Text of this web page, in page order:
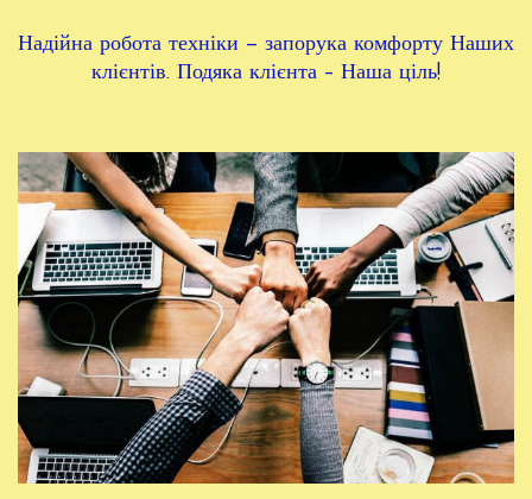
Надійна робота техніки – запорука комфорту Наших
клієнтів. Подяка клієнта - Наша ціль!